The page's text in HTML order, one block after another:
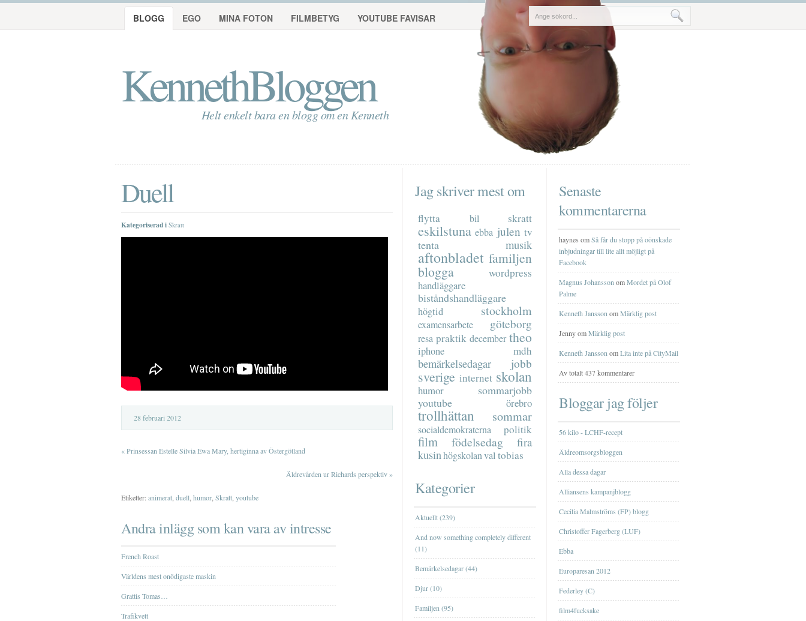
KennethBloggen
Helt enkelt bara en blogg om en Kenneth
BLOGG EGO MINA FOTON FILMBETYG YOUTUBE FAVISAR
Duell
Kategoriserad i Skratt
28 februari 2012
«Prinsessan Estelle Silvia Ewa Mary, hertiginna av Östergötland
Äldrevården ur Richards perspektiv»
Etiketter:animerat duell humor Skratt youtube
Andra inlägg som kan vara av intresse
French Roast
Världens mest onödigaste maskin
Grattis Tomas…
Trafikvett
Jag skriver mest om
flytta bil skratt
eskilstuna ebba julen tv
tenta musik
aftonbladet familjen
blogga
wordpress
handläggare
biståndshandläggare
högtid stockholm
examensarbete göteborg
resa praktik december theo
iphone mdh
bemärkelsedagar jobb
sverige internet skolan
humor
sommarjobb
youtube
örebro
trollhättan sommar
socialdemokraterna politik
film födelsedag fira
kusinhögskolanvaltobias
Kategorier
Aktuellt (239)
And now something completely different
(11)
Bemärkelsedagar (44)
Djur (10)
Familjen (95)
Senaste
kommentarerna
haynes omSå får du stopp på oönskade
inbjudningar till lite allt möjligt på
Facebook
Magnus Johansson omMordet på Olof
Palme
Kenneth Jansson omMärklig post
Jenny omMärklig post
Kenneth Jansson omLita inte på CityMail
Av totalt 437 kommentarer
Bloggar jag följer
56 kilo - LCHF-recept
Äldreomsorgsbloggen
Alla dessa dagar
Alliansens kampanjblogg
Cecilia Malmströms (FP) blogg
Christoffer Fagerberg (LUF)
Ebba
Europaresan 2012
Federley (C)
film4fucksake